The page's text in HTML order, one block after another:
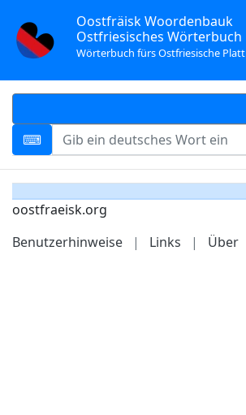
Oostfräisk Woordenbauk
Ostfriesisches Wörterbuch
Wörterbuch fürs Ostfriesische Platt
oostfraeisk.org
Benutzerhinweise
| Links | Über